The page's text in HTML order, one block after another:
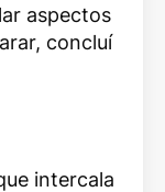
aspectos
concluí
intercala